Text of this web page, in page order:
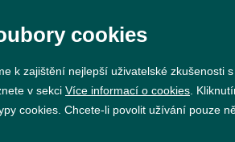
cookies
k zajištění nejlepší uživatelské zkušenosti
v sekci Více informací o cookies .
cookies. Chcete-li povolit užívání pouze